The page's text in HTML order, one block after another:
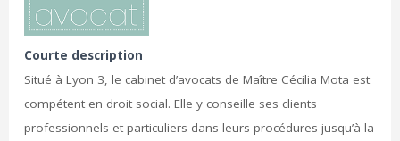
Courte description
Situé à Lyon 3, le cabinet d’avocats de Maître Cécilia Mota est
compétent en droit social. Elle y conseille ses clients
professionnels et particuliers dans leurs procédures jusqu’à la